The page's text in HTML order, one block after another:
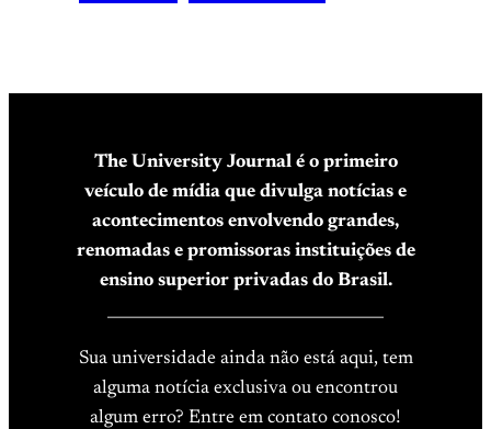
The University Journal é o primeiro
veículo de mídia que divulga notícias e
acontecimentos envolvendo grandes,
renomadas e promissoras instituições de
ensino superior privadas do Brasil.
Sua universidade ainda não está aqui, tem
alguma notícia exclusiva ou encontrou
algum erro? Entre em contato conosco!